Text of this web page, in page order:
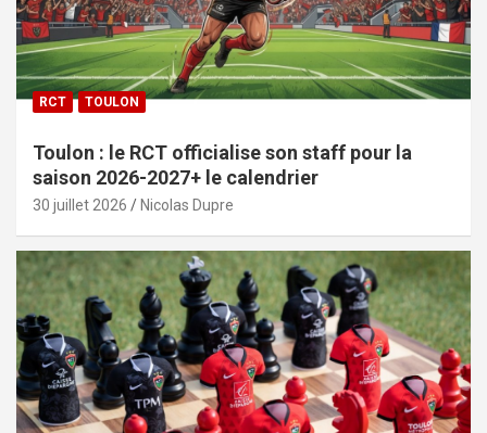
RCT TOULON
Toulon : le RCT officialise son staff pour la
saison 2026-2027+ le calendrier
30 juillet 2026 Nicolas Dupre